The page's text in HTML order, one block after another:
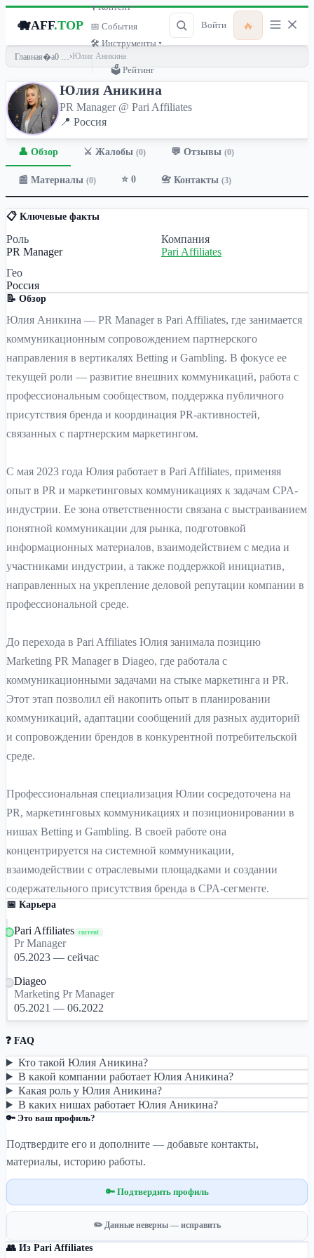
🐗AFF.TOP
🎙 Контент ▾
📅 События
🛠 Инструменты ▾
🗳 Рейтинг
Войти 🔥
Главная › Юлия Аникина
Юлия Аникина
PR Manager @ Pari Affiliates
📍 Россия
👤 Обзор ⚔️ Жалобы (0) 💬 Отзывы (0)
📰 Материалы (0) ⭐ 0 📇 Контакты (3)
📋 Ключевые факты
Роль
PR Manager
Компания
Pari Affiliates
Гео
Россия
📝 Обзор
Юлия Аникина — PR Manager в Pari Affiliates, где занимается
коммуникационным сопровождением партнерского
направления в вертикалях Betting и Gambling. В фокусе ее
текущей роли — развитие внешних коммуникаций, работа с
профессиональным сообществом, поддержка публичного
присутствия бренда и координация PR-активностей,
связанных с партнерским маркетингом.
С мая 2023 года Юлия работает в Pari Affiliates, применяя
опыт в PR и маркетинговых коммуникациях к задачам CPA-
индустрии. Ее зона ответственности связана с выстраиванием
понятной коммуникации для рынка, подготовкой
информационных материалов, взаимодействием с медиа и
участниками индустрии, а также поддержкой инициатив,
направленных на укрепление деловой репутации компании в
профессиональной среде.
До перехода в Pari Affiliates Юлия занимала позицию
Marketing PR Manager в Diageo, где работала с
коммуникационными задачами на стыке маркетинга и PR.
Этот этап позволил ей накопить опыт в планировании
коммуникаций, адаптации сообщений для разных аудиторий
и сопровождении брендов в конкурентной потребительской
среде.
Профессиональная специализация Юлии сосредоточена на
PR, маркетинговых коммуникациях и позиционировании в
нишах Betting и Gambling. В своей работе она
концентрируется на системной коммуникации,
взаимодействии с отраслевыми площадками и создании
содержательного присутствия бренда в CPA-сегменте.
📅 Карьера
Pari Affiliates current
Pr Manager
05.2023 — сейчас
Diageo
Marketing Pr Manager
05.2021 — 06.2022
❓ FAQ
Кто такой Юлия Аникина?
В какой компании работает Юлия Аникина?
Какая роль у Юлия Аникина?
В каких нишах работает Юлия Аникина?
🔑 Это ваш профиль?
Подтвердите его и дополните — добавьте контакты,
материалы, историю работы.
🔑 Подтвердить профиль
✏️ Данные неверны — исправить
👥 Из Pari Affiliates